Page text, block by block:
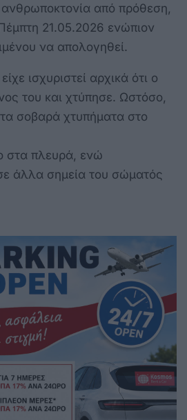
από πρόθεση,
21.05.2026 ενώπιον
να απολογηθεί.
ισχυριστεί αρχικά ότι ο
του και χτύπησε. Ωστόσο,
σοβαρά χτυπήματα στο
στα πλευρά, ενώ
άλλα σημεία του σώματός